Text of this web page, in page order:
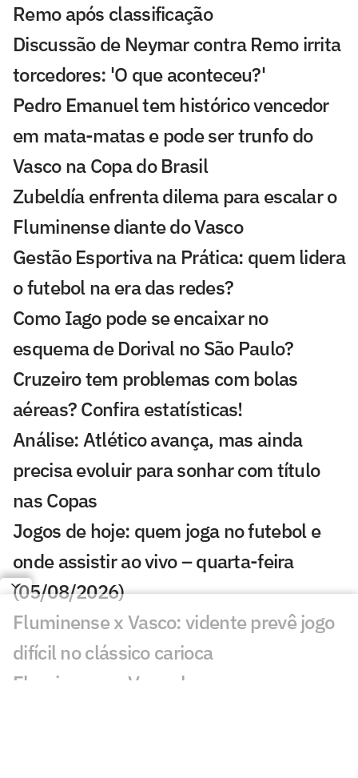
Remo após classificação
Discussão de Neymar contra Remo irrita
torcedores: 'O que aconteceu?'
Pedro Emanuel tem histórico vencedor
em mata-matas e pode ser trunfo do
Vasco na Copa do Brasil
Zubeldía enfrenta dilema para escalar o
Fluminense diante do Vasco
Gestão Esportiva na Prática: quem lidera
o futebol na era das redes?
Como Iago pode se encaixar no
esquema de Dorival no São Paulo?
Cruzeiro tem problemas com bolas
aéreas? Confira estatísticas!
Análise: Atlético avança, mas ainda
precisa evoluir para sonhar com título
nas Copas
Jogos de hoje: quem joga no futebol e
onde assistir ao vivo – quarta-feira
(05/08/2026)
Fluminense x Vasco: vidente prevê jogo
difícil no clássico carioca
Fluminense e Vasco buscam